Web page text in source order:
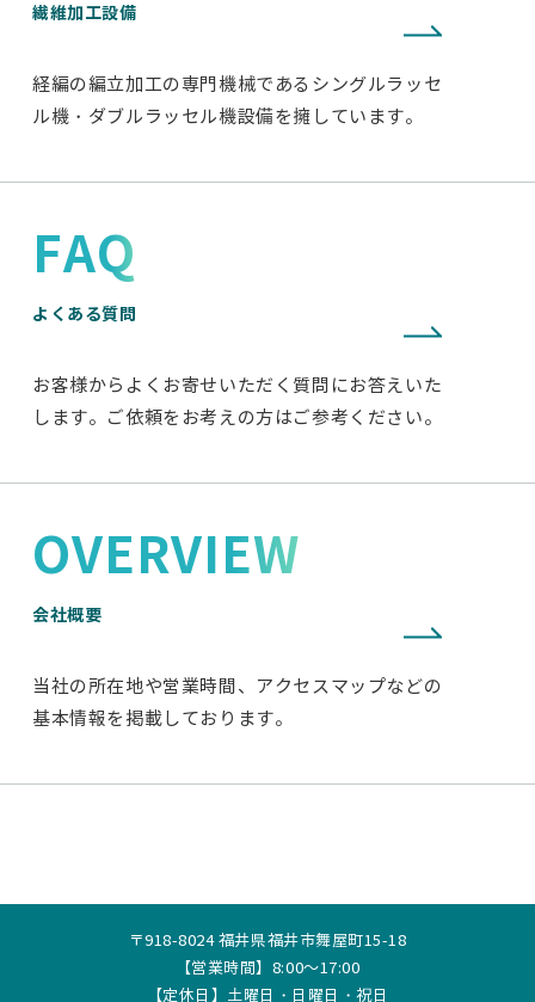
繊維加工設備
経編の編立加工の専門機械であるシングルラッセ
ル機・ダブルラッセル機設備を擁しています。
FAQ
よくある質問
お客様からよくお寄せいただく質問にお答えいた
します。ご依頼をお考えの方はご参考ください。
OVERVIEW
会社概要
当社の所在地や営業時間、アクセスマップなどの
基本情報を掲載しております。
〒918-8024 福井県福井市舞屋町15-18
【営業時間】8:00～17:00
【定休日】土曜日・日曜日・祝日